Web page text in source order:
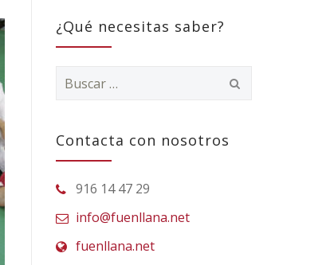
¿Qué necesitas saber?
Contacta con nosotros
916 14 47 29
info@fuenllana.net
fuenllana.net